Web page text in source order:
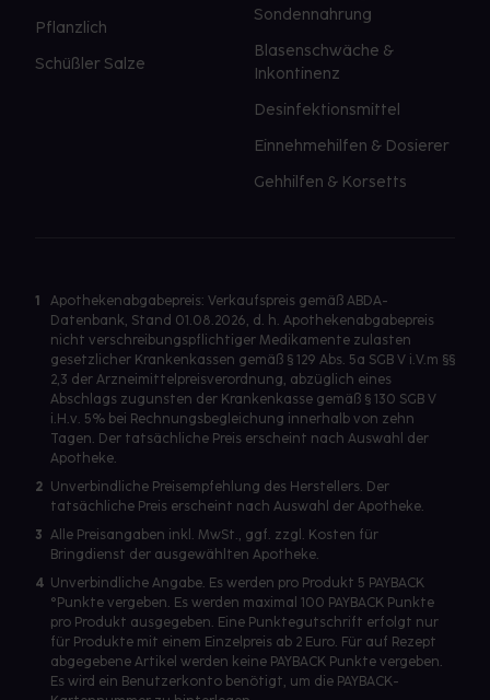
Pflanzlich
Schüßler Salze
Sondennahrung
Blasenschwäche &
Inkontinenz
Desinfektionsmittel
Einnehmehilfen & Dosierer
Gehhilfen & Korsetts
1
Apothekenabgabepreis: Verkaufspreis gemäß ABDA-
Datenbank, Stand 01.08.2026, d. h. Apothekenabgabepreis
nicht verschreibungspflichtiger Medikamente zulasten
gesetzlicher Krankenkassen gemäß § 129 Abs. 5a SGB V i.V.m §§
2,3 der Arzneimittelpreisverordnung, abzüglich eines
Abschlags zugunsten der Krankenkasse gemäß § 130 SGB V
i.H.v. 5% bei Rechnungsbegleichung innerhalb von zehn
Tagen. Der tatsächliche Preis erscheint nach Auswahl der
Apotheke.
2 Unverbindliche Preisempfehlung des Herstellers. Der
tatsächliche Preis erscheint nach Auswahl der Apotheke.
3 Alle Preisangaben inkl. MwSt., ggf. zzgl. Kosten für
Bringdienst der ausgewählten Apotheke.
4 Unverbindliche Angabe. Es werden pro Produkt 5 PAYBACK
°Punkte vergeben. Es werden maximal 100 PAYBACK Punkte
pro Produkt ausgegeben. Eine Punktegutschrift erfolgt nur
für Produkte mit einem Einzelpreis ab 2 Euro. Für auf Rezept
abgegebene Artikel werden keine PAYBACK Punkte vergeben.
Es wird ein Benutzerkonto benötigt, um die PAYBACK-